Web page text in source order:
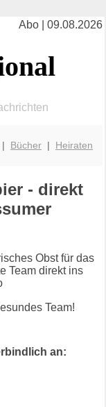
Abo | 09.08.2026
| Bücher | Heiraten
- direkt
Team!
an: